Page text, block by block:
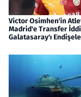
Victor Osimhen'in
Madrid'e Transfer
Galatasaray'ı